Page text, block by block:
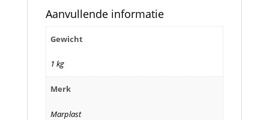
Aanvullende informatie
Gewicht
1 kg
Merk
Marplast